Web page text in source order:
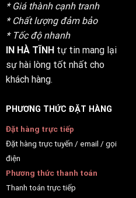
* Giá thành cạnh tranh
* Chất lượng đảm bảo
* Tốc độ nhanh
IN HÀ TĨNH tự tin mang lại
sự hài lòng tốt nhất cho
khách hàng.
PHƯƠNG THỨC ĐẶT HÀNG
Đặt hàng trực tiếp
Đặt hàng trực tuyến / email / gọi
điện
Phương thức thanh toán
Thanh toán trực tiếp